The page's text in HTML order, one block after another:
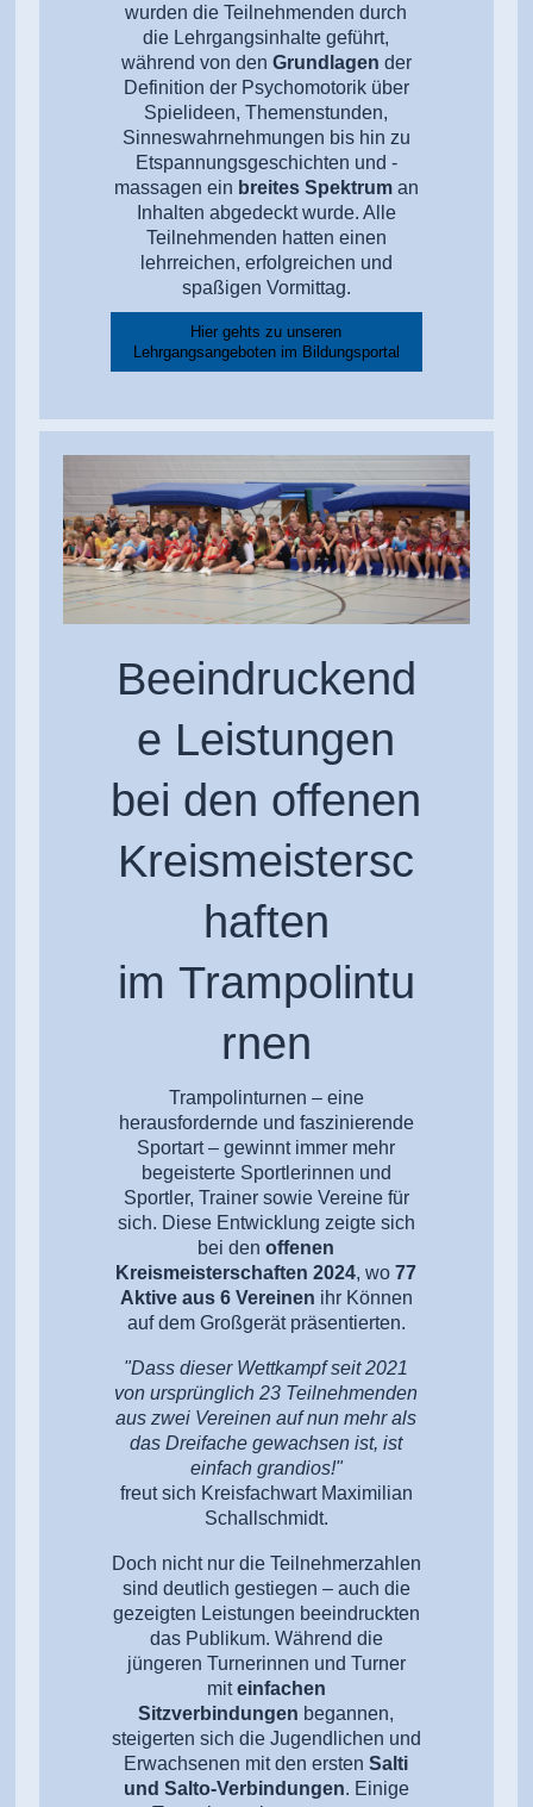
wurden die Teilnehmenden durch
die Lehrgangsinhalte geführt,
während von den Grundlagen der
Definition der Psychomotorik über
Spielideen, Themenstunden,
Sinneswahrnehmungen bis hin zu
Etspannungsgeschichten und -
massagen ein breites Spektruman
Inhalten abgedeckt wurde. Alle
Teilnehmenden hatten einen
lehrreichen, erfolgreichen und
spaßigen Vormittag.
Hier gehts zu unseren
Lehrgangsangeboten im Bildungsportal
Beeindruckend
e Leistungen
bei den offenen
Kreismeistersc
haften
im Trampolintu
rnen
Trampolinturnen – eine
herausfordernde und faszinierende
Sportart – gewinnt immer mehr
begeisterte Sportlerinnen und
Sportler, Trainer sowie Vereine für
sich. Diese Entwicklung zeigte sich
bei denoffenen
Kreismeisterschaften 2024, wo 77
Aktive aus 6 Vereinen ihr Können
auf dem Großgerät präsentierten.
"Dass dieser Wettkampf seit 2021
von ursprünglich 23 Teilnehmenden
aus zwei Vereinen auf nunmehr als
das Dreifache gewachsen ist, ist
einfach grandios!"
freut sich Kreisfachwart Maximilian
Schallschmidt.
Doch nicht nur die Teilnehmerzahlen
sind deutlich gestiegen – auch die
gezeigten Leistungen beeindruckten
das Publikum. Während die
jüngeren Turnerinnen und Turner
miteinfachen
Sitzverbindungen begannen,
steigerten sich die Jugendlichen und
Erwachsenen mit den erstenSalti
und Salto-Verbindungen. Einige